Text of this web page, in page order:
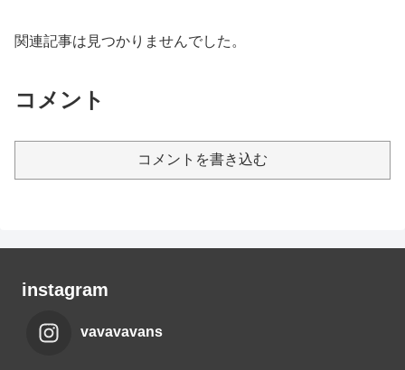
関連記事は見つかりませんでした。
コメント
コメントを書き込む
instagram
vavavavans